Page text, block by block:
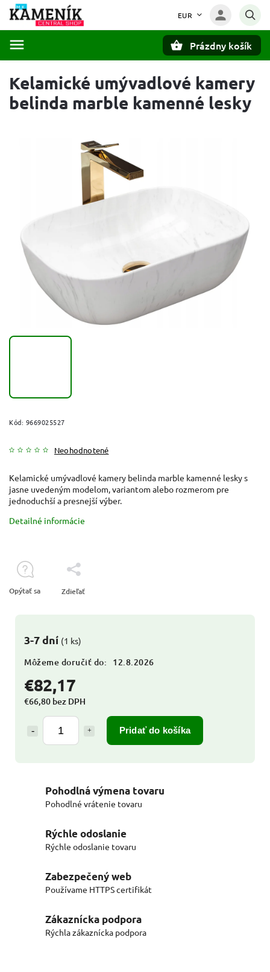
EUR
Prázdny košík
Kelamické umývadlové kamery
belinda marble kamenné lesky
Kód: 9669025527
Neohodnotené
€82,17
€66,80 bez DPH
Pridať do košíka
3-7 dní (1 ks)
Môžeme doručiť do: 12.8.2026
Kelamické umývadlové kamery belinda marble kamenné lesky s
jasne uvedeným modelom, variantom alebo rozmerom pre
jednoduchší a presnejší výber.
Detailné informácie
Opýtať sa Zdieľať
Pohodlná výmena tovaru
Pohodlné vrátenie tovaru
Rýchle odoslanie
Rýchle odoslanie tovaru
Zabezpečený web
Používame HTTPS certifikát
Zákaznícka podpora
Rýchla zákaznícka podpora